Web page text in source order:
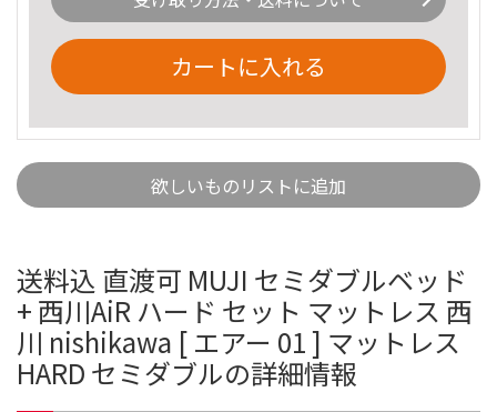
カートに入れる
欲しいものリストに追加
送料込 直渡可 MUJI セミダブルベッド
+ 西川AiR ハード セット マットレス 西
川 nishikawa [ エアー 01 ] マットレス
HARD セミダブルの詳細情報